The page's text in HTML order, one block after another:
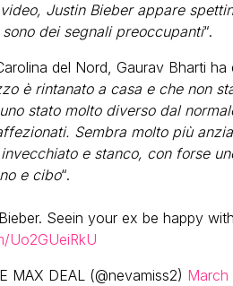
Justin Bieber appare
dei segnali preoccupanti“.
del Nord, Gaurav Bharti ha
è rintanato a casa e che non
stato molto diverso dal
Sembra molto più
e stanco, con forse
e cibo“.
Seein your ex be happy
Uo2GUeiRkU
MAX DEAL (@nevamiss2) March